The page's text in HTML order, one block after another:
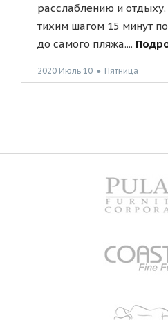
расслаблению и
тихим шагом 15 минут
до самого пляжа....
2020 Июль 10 ● Пятница